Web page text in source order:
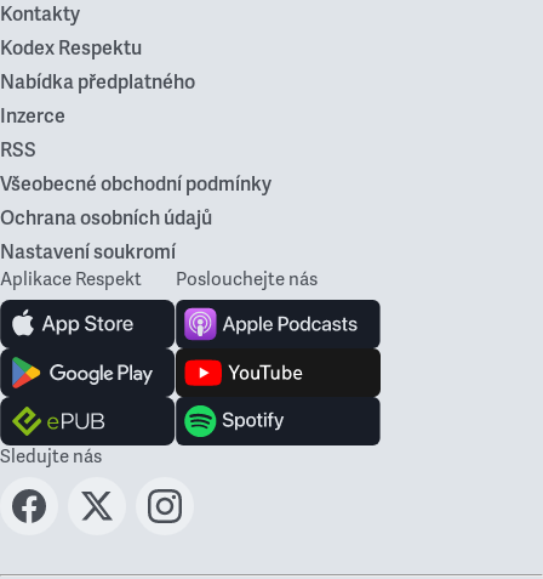
Kontakty
Kodex Respektu
Nabídka předplatného
Inzerce
RSS
Všeobecné obchodní podmínky
Ochrana osobních údajů
Nastavení soukromí
Aplikace Respekt Poslouchejte nás
Sledujte nás